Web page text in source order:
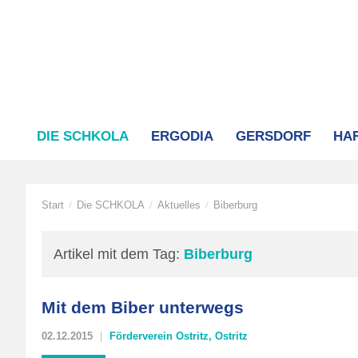
DIE SCHKOLA ERGODIA GERSDORF
Start / Die SCHKOLA / Aktuelles / Biberburg
Artikel mit dem Tag: Biberburg
Mit dem Biber unterwegs
02.12.2015 Förderverein Ostritz, Ostritz